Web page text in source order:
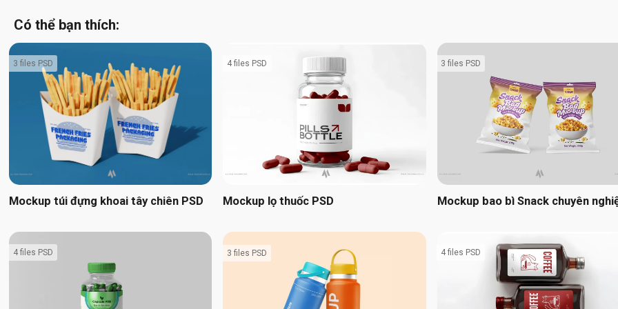
Có thể bạn thích:
Mockup túi đựng khoai tây chiên PSD
3 files PSD
Mockup lọ thuốc PSD
4 files PSD
Mockup bao bì Snack chuyên
3 files PSD
4 files PSD 3 files PSD 4 files PSD